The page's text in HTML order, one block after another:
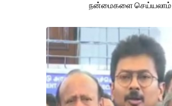
நன்மைகளை செய்யலாம்